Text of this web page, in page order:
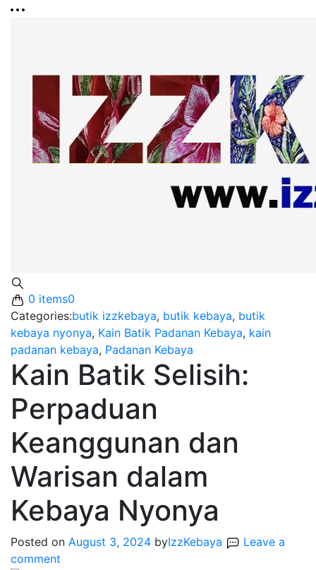
0 items0
Categories:butik izzkebaya, butik kebaya, butik
kebaya nyonya, Kain Batik Padanan Kebaya, kain
padanan kebaya, Padanan Kebaya
Kain Batik Selisih:
Perpaduan
Keanggunan dan
Warisan dalam
Kebaya Nyonya
Posted on August 3, 2024 byIzzKebaya
Leave a
comment